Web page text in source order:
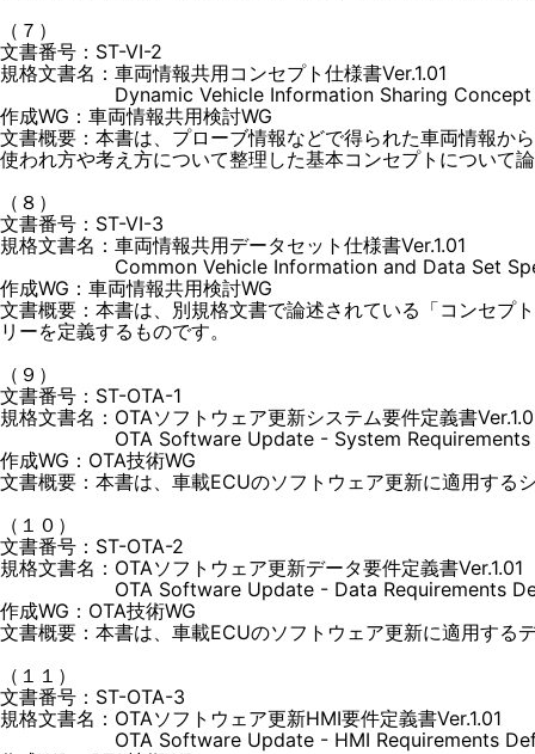
（７）
文書番号：ST-VI-2
規格文書名：車両情報共用コンセプト仕様書Ver.1.01
Dynamic Vehicle Information Sharing Concept
作成WG：車両情報共用検討WG
文書概要：本書は、プローブ情報などで得られた車両情報か
使われ方や考え方について整理した基本コンセプトについて
（８）
文書番号：ST-VI-3
規格文書名：車両情報共用データセット仕様書Ver.1.01
Common Vehicle Information and Data Set
作成WG：車両情報共用検討WG
文書概要：本書は、別規格文書で論述されている「コンセプ
リーを定義するものです。
（９）
文書番号：ST-OTA-1
規格文書名：OTAソフトウェア更新システム要件定義書
OTA Software Update - System Requirements
作成WG：OTA技術WG
文書概要：本書は、車載ECUのソフトウェア更新に適用する
（１０）
文書番号：ST-OTA-2
規格文書名：OTAソフトウェア更新データ要件定義書Ver.1.01
OTA Software Update - Data Requirements
作成WG：OTA技術WG
文書概要：本書は、車載ECUのソフトウェア更新に適用する
（１１）
文書番号：ST-OTA-3
規格文書名：OTAソフトウェア更新HMI要件定義書Ver.1.01
OTA Software Update - HMI Requirements